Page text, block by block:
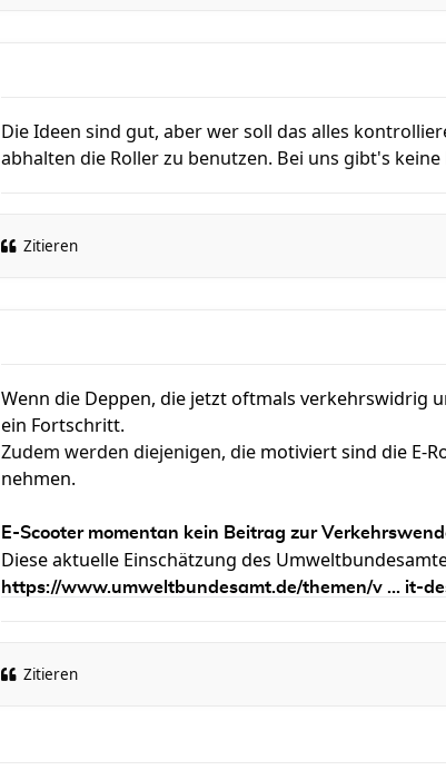
Die Ideen sind gut, aber wer soll das alles
abhalten die Roller zu benutzen. Bei uns gibt's
Zitieren
Wenn die Deppen, die jetzt oftmals verkehrswidrig
ein Fortschritt.
​Zudem werden diejenigen, die motiviert sind die E-
nehmen.
E-Scooter momentan kein Beitrag zur
Diese aktuelle Einschätzung des
https://www.umweltbundesamt.de/themen/v ... it-
Zitieren